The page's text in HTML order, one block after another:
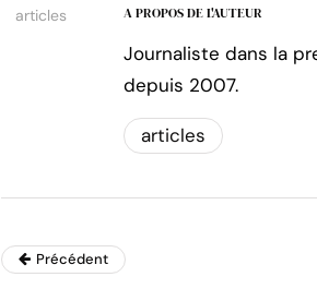
articles
A PROPOS DE L'AUTEUR
Journaliste dans la
depuis 2007.
articles
Précédent